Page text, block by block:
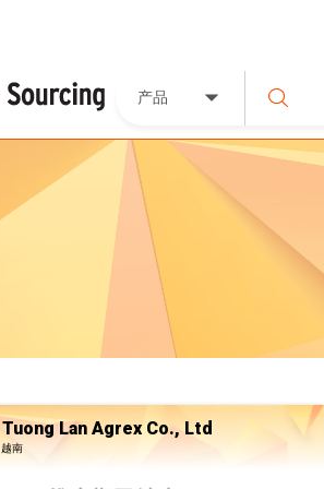
产品
Tuong Lan Agrex Co., Ltd
越南